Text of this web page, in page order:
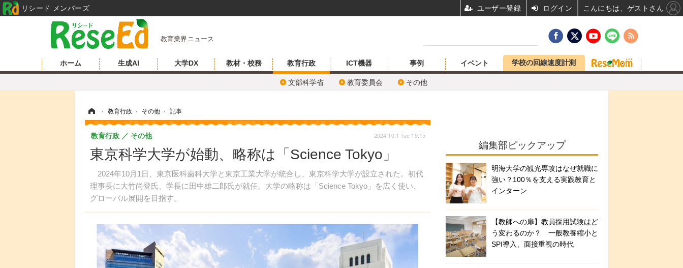
教育業界ニュース
ホーム 生成AI 大学DX 教材・校務 教育行政
文部科学省 教育委員会 その他
ICT機器 事例 イベント 学校の回線速度計測
› 教育行政 › その他 › 記事
東京科学大学が始動、略称は「Science Tokyo」
2024年10月1日、東京医科歯科大学と東京工業大学が統合し、東京科学大学が設立された。初代
理事長に大竹尚登氏、学長に田中雄二郎氏が就任。大学の略称は「Science Tokyo」を広く使い、
グローバル展開を目指す。
教育行政 その他 2024.10.1 Tue 19:15
編集部ピックアップ
明海大学の観光専攻はなぜ就職に
強い？100％を支える実践教育と
インターン
【教師への扉】教員採用試験はど
う変わるのか？ 一般教養縮小と
SPI導入、面接重視の時代
リシード メンバーズ ユーザー登録 ログイン こんにちは、ゲストさん